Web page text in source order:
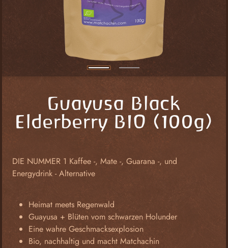
Guayusa Black
Elderberry BIO (100g)
DIE NUMMER 1 Kaffee -, Mate -, Guarana -, und
Energydrink - Alternative
Heimat meets Regenwald
Guayusa + Blüten vom schwarzen Holunder
Eine wahre Geschmacksexplosion
Bio, nachhaltig und macht Matchachin